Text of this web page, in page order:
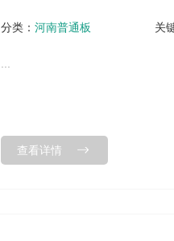
分类：河南普通板 关
...
查看详情